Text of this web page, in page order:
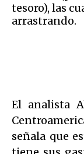
tesoro), las
arrastrando.
El analista
señala que